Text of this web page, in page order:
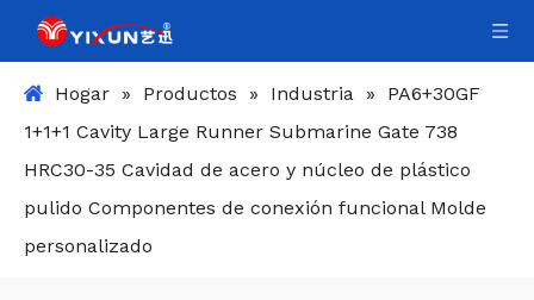
Hogar » Productos » Industria »
PA6+30GF
1+1+1 Cavity Large Runner Submarine Gate 738
HRC30-35 Cavidad de acero y núcleo de plástico
pulido Componentes de conexión funcional Molde
personalizado